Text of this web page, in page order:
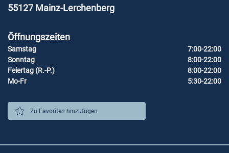
55127 Mainz-Lerchenberg
Öffnungszeiten
Samstag
7:00-22:00
Sonntag
8:00-22:00
Feiertag (R.-P.)
8:00-22:00
Mo-Fr
5:30-22:00
Zu Favoriten hinzufügen